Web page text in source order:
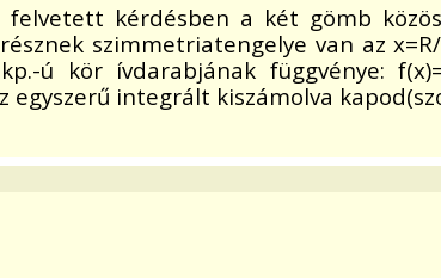
kérdésben a két gömb
szimmetriatengelye van az
ú kör ívdarabjának függvénye:
egyszerű integrált kiszámolva